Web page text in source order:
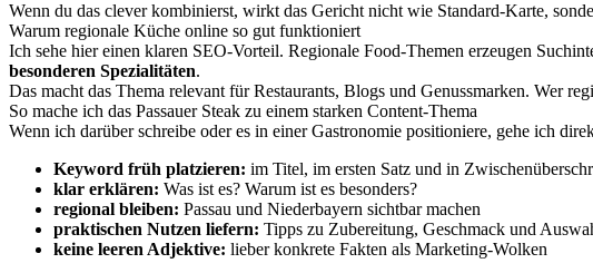
Wenn du das clever kombinierst, wirkt das Gericht nicht wie Standard-Karte,
Warum regionale Küche online so gut funktioniert
Ich sehe hier einen klaren SEO-Vorteil. Regionale Food-Themen erzeugen
besonderen Spezialitäten.
Das macht das Thema relevant für Restaurants, Blogs und Genussmarken. Wer
So mache ich das Passauer Steak zu einem starken Content-Thema
Wenn ich darüber schreibe oder es in einer Gastronomie positioniere, gehe ich
Keyword früh platzieren: im Titel, im ersten Satz und in
klar erklären: Was ist es? Warum ist es besonders?
regional bleiben: Passau und Niederbayern sichtbar machen
praktischen Nutzen liefern: Tipps zu Zubereitung, Geschmack und
keine leeren Adjektive: lieber konkrete Fakten als Marketing-Wolken